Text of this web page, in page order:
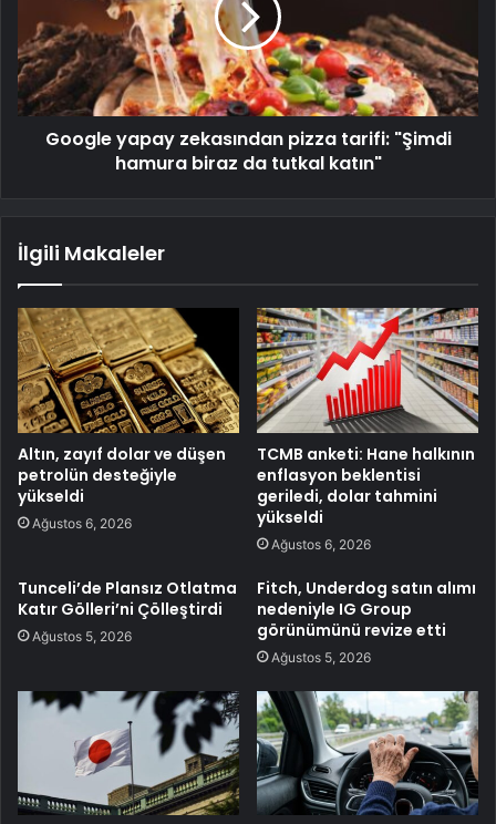
Google yapay zekasından pizza tarifi: "Şimdi
hamura biraz da tutkal katın"
İlgili Makaleler
Altın, zayıf dolar ve düşen
petrolün desteğiyle
yükseldi
Ağustos 6, 2026
TCMB anketi: Hane halkının
enflasyon beklentisi
geriledi, dolar tahmini
yükseldi
Ağustos 6, 2026
Tunceli’de Plansız Otlatma
Katır Gölleri’ni Çölleştirdi
Ağustos 5, 2026
Fitch, Underdog satın alımı
nedeniyle IG Group
görünümünü revize etti
Ağustos 5, 2026